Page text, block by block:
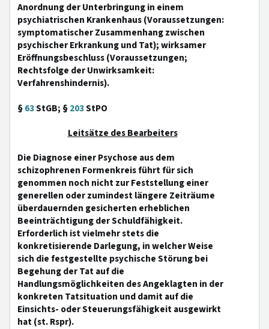
Anordnung der Unterbringung in einem
psychiatrischen Krankenhaus (Voraussetzungen:
symptomatischer Zusammenhang zwischen
psychischer Erkrankung und Tat); wirksamer
Eröffnungsbeschluss (Voraussetzungen;
Rechtsfolge der Unwirksamkeit:
Verfahrenshindernis).
§63StGB; §203StPO
Leitsätze des Bearbeiters
Die Diagnose einer Psychose aus dem
schizophrenen Formenkreis führt für sich
genommen noch nicht zur Feststellung einer
generellen oder zumindest längere Zeiträume
überdauernden gesicherten erheblichen
Beeinträchtigung der Schuldfähigkeit.
Erforderlich ist vielmehr stets die
konkretisierende Darlegung, in welcher Weise
sich die festgestellte psychische Störung bei
Begehung der Tat auf die
Handlungsmöglichkeiten des Angeklagten in der
konkreten Tatsituation und damit auf die
Einsichts- oder Steuerungsfähigkeit ausgewirkt
hat (st. Rspr).